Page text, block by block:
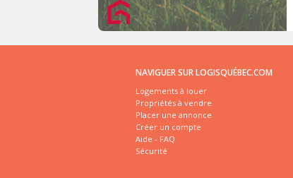
NAVIGUER SUR LOGISQUÉBEC.COM
Logements à louer
Propriétés à vendre
Placer une annonce
Créer un compte
Aide - FAQ
Sécurité